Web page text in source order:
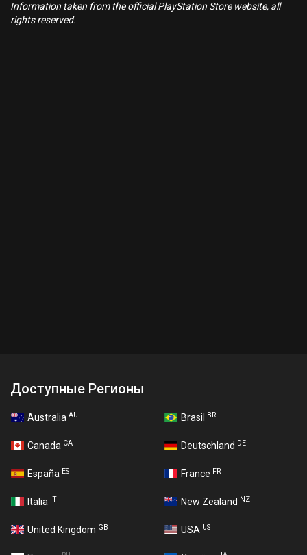
Information taken from the official PlayStation Store website, all
rights reserved.
Доступные Регионы
Australia AU Brasil BR
Canada CA Deutschland DE
España ES France FR
Italia IT New Zealand NZ
United Kingdom GB USA US